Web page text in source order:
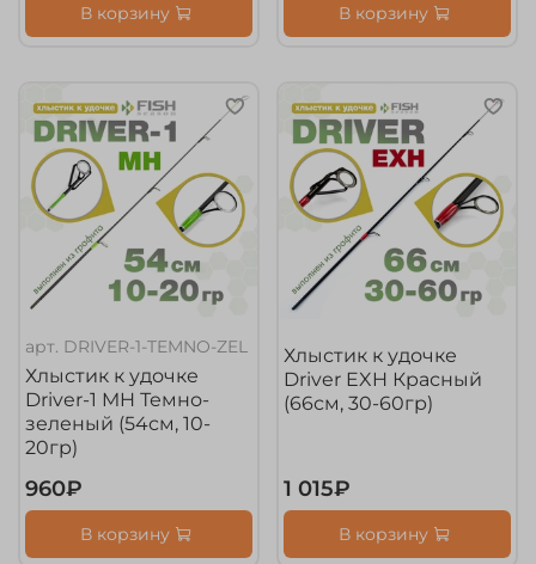
В корзину В корзину
арт. DRIVER-1-TEMNO-ZEL
Хлыстик к удочке
Driver-1 MH Темно-
зеленый (54см, 10-
20гр)
960₽
В корзину
Хлыстик к удочке
Driver EXH Красный
(66см, 30-60гр)
1 015₽
В корзину